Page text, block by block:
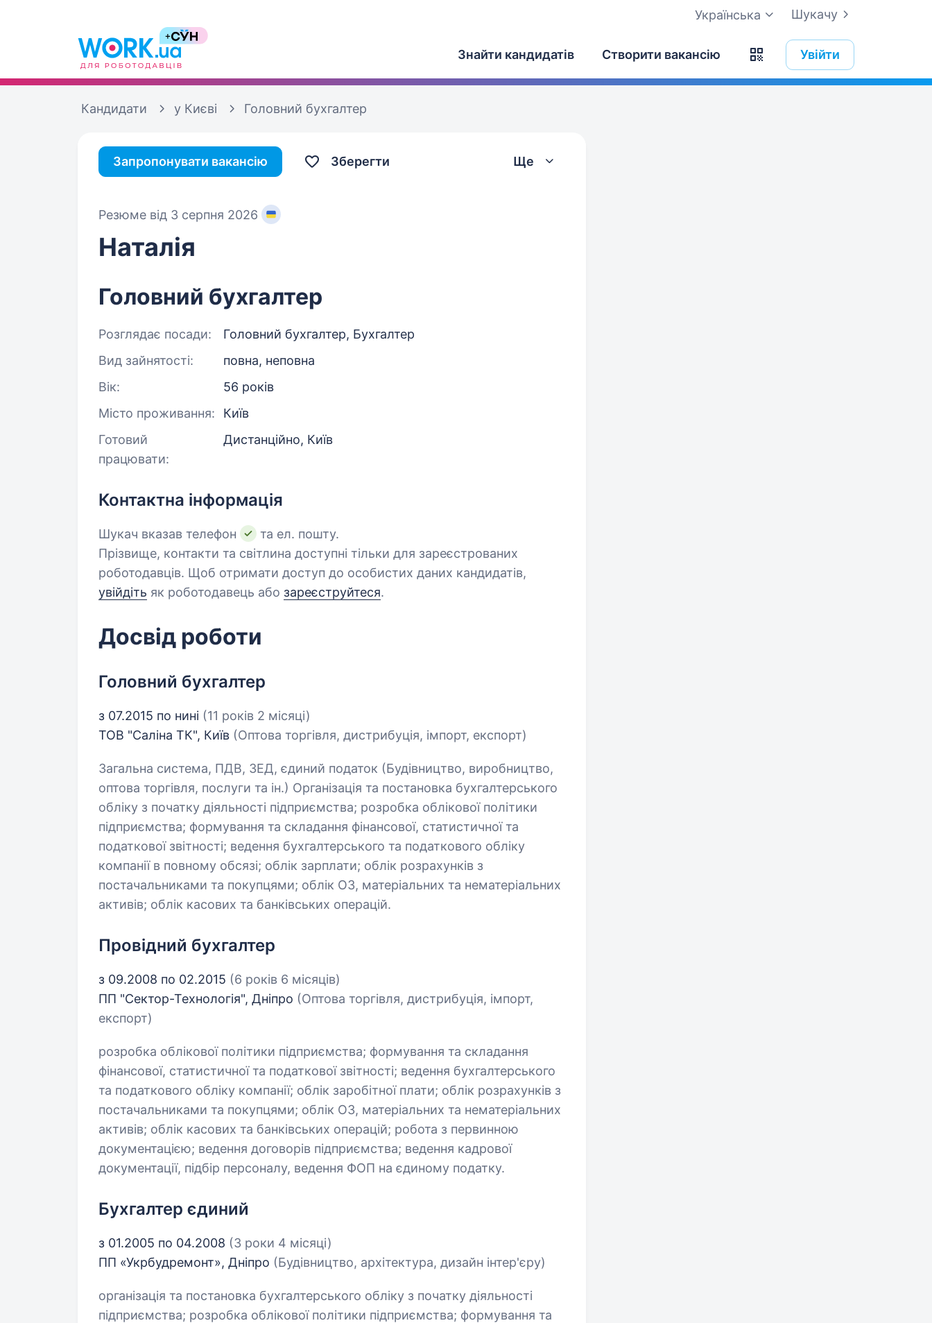
Шукачу
Українська
Знайти кандидатів Створити вакансію Увійти
Кандидати у Києві Головний бухгалтер
Запропонувати вакансію Зберегти Ще
Резюме від 3 серпня 2026
Наталія
Головний бухгалтер
Розглядає посади:
Головний бухгалтер, Бухгалтер
Вид зайнятості:
повна, неповна
Вік:
56 років
Місто проживання:
Київ
Готовий
працювати:
Дистанційно, Київ
Контактна інформація
Шукач вказав телефон
та ел. пошту.
Прізвище, контакти та світлина доступні тільки для зареєстрованих
роботодавців. Щоб отримати доступ до особистих даних кандидатів,
увійдіть як роботодавець або зареєструйтеся.
Досвід роботи
Головний бухгалтер
з 07.2015 по нині (11 років 2 місяці)
ТОВ "Саліна ТК", Київ (Оптова торгівля, дистрибуція, імпорт, експорт)
Загальна система, ПДВ, ЗЕД, єдиний податок (Будівництво, виробництво,
оптова торгівля, послуги та ін.) Організація та постановка бухгалтерського
обліку з початку діяльності підприємства; розробка облікової політики
підприємства; формування та складання фінансової, статистичної та
податкової звітності; ведення бухгалтерського та податкового обліку
компанії в повному обсязі; облік зарплати; облік розрахунків з
постачальниками та покупцями; облік ОЗ, матеріальних та нематеріальних
активів; облік касових та банківських операцій.
Провідний бухгалтер
з 09.2008 по 02.2015 (6 років 6 місяців)
ПП "Сектор-Технологія", Дніпро (Оптова торгівля, дистрибуція, імпорт,
експорт)
розробка облікової політики підприємства; формування та складання
фінансової, статистичної та податкової звітності; ведення бухгалтерського
та податкового обліку компанії; облік заробітної плати; облік розрахунків з
постачальниками та покупцями; облік ОЗ, матеріальних та нематеріальних
активів; облік касових та банківських операцій; робота з первинною
документацією; ведення договорів підприємства; ведення кадрової
документації, підбір персоналу, ведення ФОП на єдиному податку.
Бухгалтер єдиний
з 01.2005 по 04.2008 (3 роки 4 місяці)
ПП «Укрбудремонт», Дніпро (Будівництво, архітектура, дизайн інтер'єру)
організація та постановка бухгалтерського обліку з початку діяльності
підприємства; розробка облікової політики підприємства; формування та